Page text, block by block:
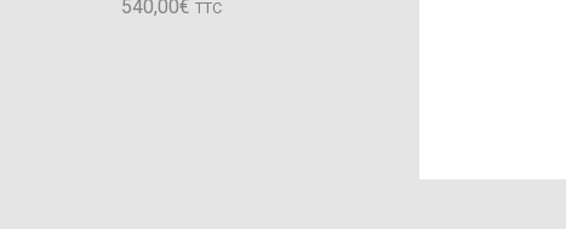
540,00€ TTC